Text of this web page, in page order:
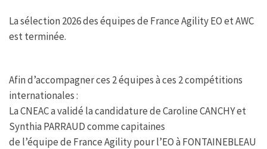
e
b
o
t
e
t
A
s
g
La sélection 2026 des équipes de France Agility EO et AWC
est terminée.
Afin d’accompagner ces 2 équipes à ces 2 compétitions
internationales :
La CNEAC a validé la candidature de Caroline CANCHY et
Synthia PARRAUD comme capitaines
de l’équipe de France Agility pour l’EO à FONTAINEBLEAU